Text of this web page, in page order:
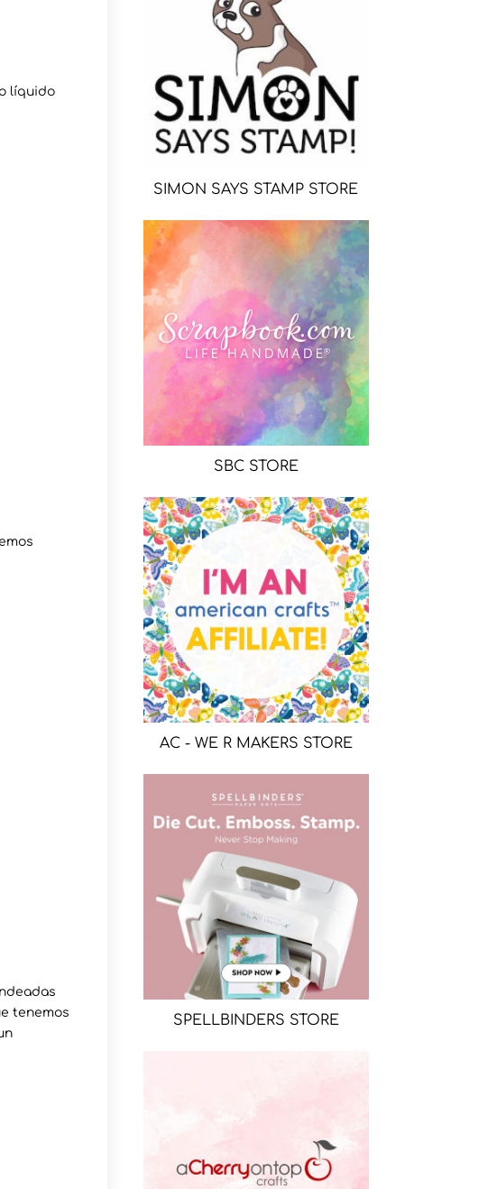
líquido
tenemos
SIMON SAYS STAMP STORE
SBC STORE
AC - WE R MAKERS STORE
SPELLBINDERS STORE